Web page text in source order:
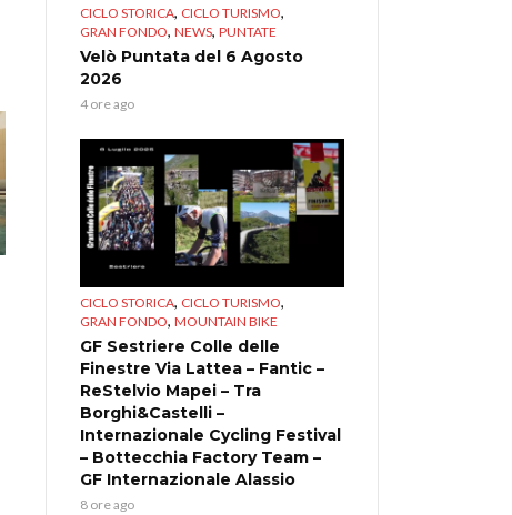
CICLO STORICA, CICLO TURISMO,
GRAN FONDO, NEWS, PUNTATE
Velò Puntata del 6 Agosto
2026
4 ore ago
CICLO STORICA, CICLO TURISMO,
GRAN FONDO, MOUNTAIN BIKE
GF Sestriere Colle delle
Finestre Via Lattea – Fantic –
ReStelvio Mapei – Tra
Borghi&Castelli –
Internazionale Cycling Festival
– Bottecchia Factory Team –
GF Internazionale Alassio
8 ore ago